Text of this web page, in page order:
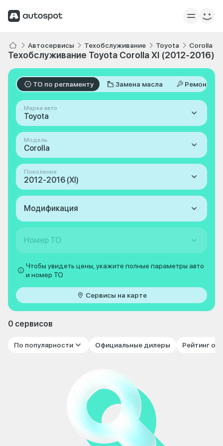
Автосервисы Техобслуживание Toyota Corolla
Техобслуживание Toyota Corolla XI (2012-2016)
ТО по регламенту Замена масла Ремонт
Марка авто
Toyota
Модель
Corolla
Поколение
2012-2016 (XI)
Модификация
Номер ТО
Чтобы увидеть цены, укажите полные параметры авто
и номер ТО
Сервисы на карте
0 сервисов
По популярности Официальные дилеры Рейтинг